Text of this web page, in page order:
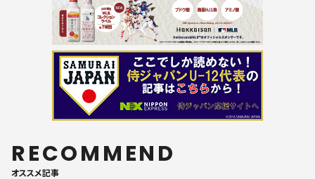
RECOMMEND
オススメ記事